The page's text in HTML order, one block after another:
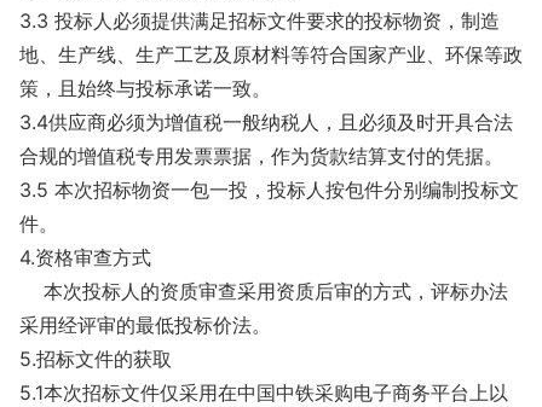
3.3 投标人必须提供满足招标文件要求的投标物资，制造
地、生产线、生产工艺及原材料等符合国家产业、环保等政
策，且始终与投标承诺一致。
3.4供应商必须为增值税一般纳税人，且必须及时开具合法
合规的增值税专用发票票据，作为货款结算支付的凭据。
3.5 本次招标物资一包一投，投标人按包件分别编制投标文
件。
4.资格审查方式
本次投标人的资质审查采用资质后审的方式，评标办法
采用经评审的最低投标价法。
5.招标文件的获取
5.1本次招标文件仅采用在中国中铁采购电子商务平台上以